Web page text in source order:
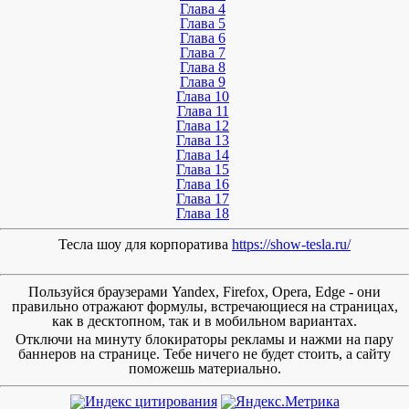
Глава 4
Глава 5
Глава 6
Глава 7
Глава 8
Глава 9
Глава 10
Глава 11
Глава 12
Глава 13
Глава 14
Глава 15
Глава 16
Глава 17
Глава 18
Тесла шоу для корпоратива https://show-tesla.ru/
Пользуйся браузерами Yandex, Firefox, Opera, Edge - они
правильно отражают формулы, встречающиеся на страницах,
как в десктопном, так и в мобильном вариантах.
Отключи на минуту блокираторы рекламы и нажми на пару
баннеров на странице. Тебе ничего не будет стоить, а сайту
поможешь материально.